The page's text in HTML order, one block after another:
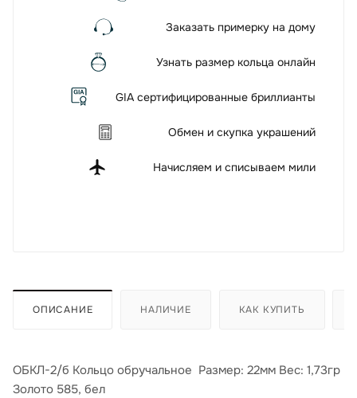
Заказать примерку на дому
Узнать размер кольца онлайн
GIA сертифицированные бриллианты
Обмен и скупка украшений
Начисляем и списываем мили
ОПИСАНИЕ НАЛИЧИЕ КАК КУПИТЬ
ОБКЛ-2/б Кольцо обручальное Размер: 22мм Вес: 1,73гр
Золото 585, бел